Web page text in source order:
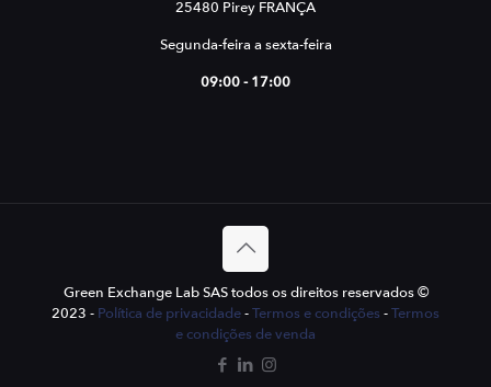
25480 Pirey FRANÇA
Segunda-feira a sexta-feira
09:00 - 17:00
Green Exchange Lab SAS todos os direitos reservados ©
2023 - Política de privacidade-Termos e condições -Termos
e condições de venda